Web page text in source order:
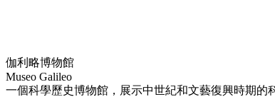
伽利略博物館
Museo Galileo
一個科學歷史博物館，展示中世紀和文藝復興時期的